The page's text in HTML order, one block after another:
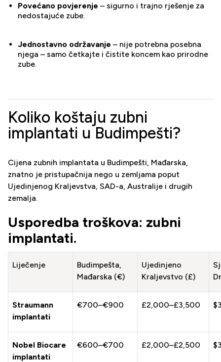
Povećano povjerenje – sigurno i trajno rješenje za
nedostajuće zube.
Jednostavno održavanje – nije potrebna posebna
njega – samo četkajte i čistite koncem kao prirodne
zube.
Koliko koštaju zubni
implantati u Budimpešti?
Cijena zubnih implantata u Budimpešti, Mađarska,
znatno je pristupačnija nego u zemljama poput
Ujedinjenog Kraljevstva, SAD-a, Australije i drugih
zemalja.
Usporedba troškova: zubni
implantati.
Liječenje
Budimpešta,
Mađarska (€)
Ujedinjeno
Kraljevstvo (£)
Straumann
implantati
€700–€900 £2,000–£3,500
Nobel Biocare
implantati
€600–€700 £2,000–£2,500